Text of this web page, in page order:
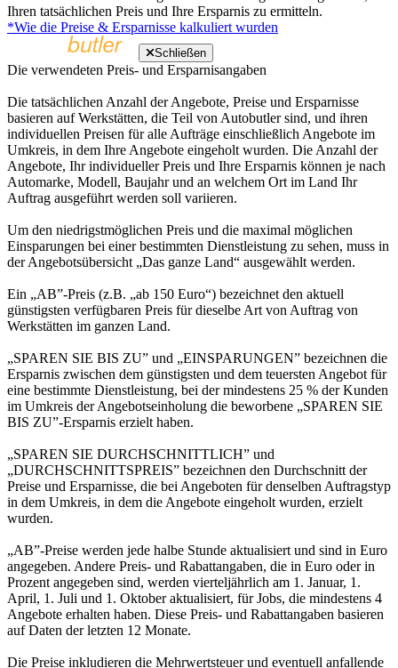
Ihren tatsächlichen Preis und Ihre Ersparnis zu ermitteln.
*Wie die Preise & Ersparnisse kalkuliert wurden
Schließen
Die verwendeten Preis- und Ersparnisangaben
Die tatsächlichen Anzahl der Angebote, Preise und Ersparnisse
basieren auf Werkstätten, die Teil von Autobutler sind, und ihren
individuellen Preisen für alle Aufträge einschließlich Angebote im
Umkreis, in dem Ihre Angebote eingeholt wurden. Die Anzahl der
Angebote, Ihr individueller Preis und Ihre Ersparnis können je nach
Automarke, Modell, Baujahr und an welchem Ort im Land Ihr
Auftrag ausgeführt werden soll variieren.
Um den niedrigstmöglichen Preis und die maximal möglichen
Einsparungen bei einer bestimmten Dienstleistung zu sehen, muss in
der Angebotsübersicht „Das ganze Land“ ausgewählt werden.
Ein „AB”-Preis (z.B. „ab 150 Euro“) bezeichnet den aktuell
günstigsten verfügbaren Preis für dieselbe Art von Auftrag von
Werkstätten im ganzen Land.
„SPAREN SIE BIS ZU” und „EINSPARUNGEN” bezeichnen die
Ersparnis zwischen dem günstigsten und dem teuersten Angebot für
eine bestimmte Dienstleistung, bei der mindestens 25 % der Kunden
im Umkreis der Angebotseinholung die beworbene „SPAREN SIE
BIS ZU”-Ersparnis erzielt haben.
„SPAREN SIE DURCHSCHNITTLICH” und
„DURCHSCHNITTSPREIS” bezeichnen den Durchschnitt der
Preise und Ersparnisse, die bei Angeboten für denselben Auftragstyp
in dem Umkreis, in dem die Angebote eingeholt wurden, erzielt
wurden.
„AB”-Preise werden jede halbe Stunde aktualisiert und sind in Euro
angegeben. Andere Preis- und Rabattangaben, die in Euro oder in
Prozent angegeben sind, werden vierteljährlich am 1. Januar, 1.
April, 1. Juli und 1. Oktober aktualisiert, für Jobs, die mindestens 4
Angebote erhalten haben. Diese Preis- und Rabattangaben basieren
auf Daten der letzten 12 Monate.
Die Preise inkludieren die Mehrwertsteuer und eventuell anfallende